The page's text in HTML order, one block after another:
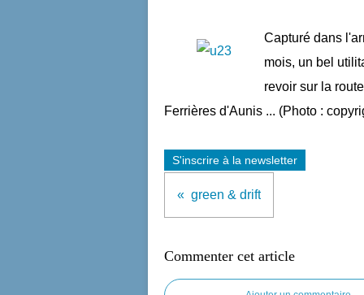
Capturé dans
mois, un bel
revoir sur la
Ferrières d'Aunis ... (Photo :
S'inscrire à la newsletter
green & drift
Commenter cet article